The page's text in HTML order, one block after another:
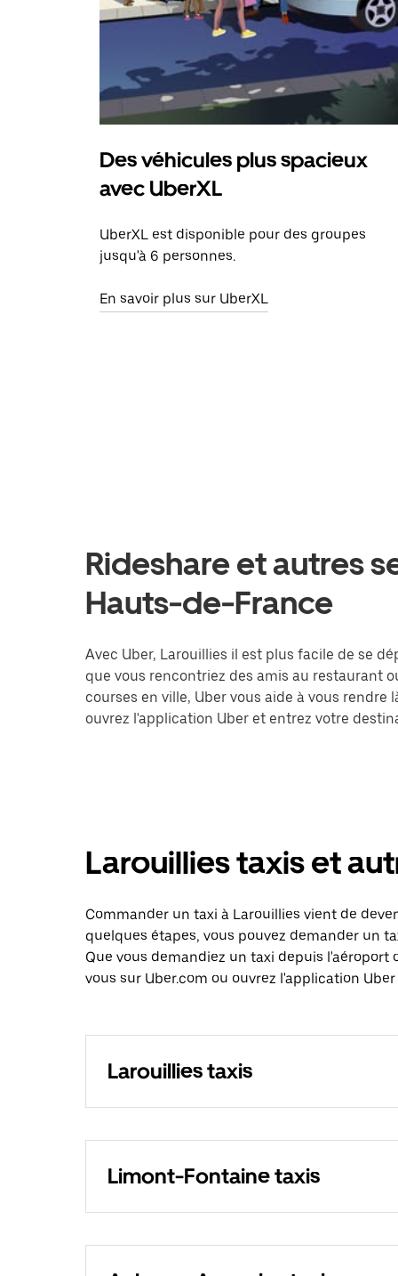
Des véhicules plus spacieux
avec UberXL
UberXL est disponible pour des groupes
jusqu'à 6 personnes.
En savoir plus sur UberXL
Rideshare et autres
Hauts-de-France
Avec Uber, Larouillies il est plus facile de se
que vous rencontriez des amis au restaurant
courses en ville, Uber vous aide à vous rendre
ouvrez l'application Uber et entrez votre
Larouillies taxis et
Commander un taxi à Larouillies vient de
quelques étapes, vous pouvez demander un
Que vous demandiez un taxi depuis
vous sur Uber.com ou ouvrez l'application
Larouillies taxis
Limont-Fontaine taxis